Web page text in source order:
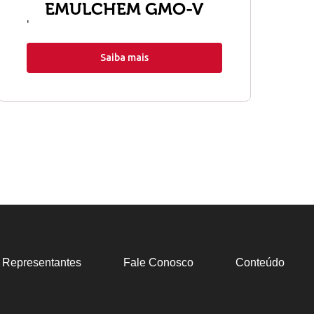
EMULCHEM GMO-V
'
Saiba mais
Representantes Fale Conosco Conteúdo